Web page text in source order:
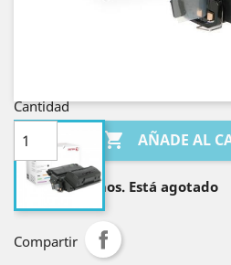
¡Envío gratis en Bogotá!
Cantidad
 AÑADE AL
Lo sentimos. Está agotado
Compartir